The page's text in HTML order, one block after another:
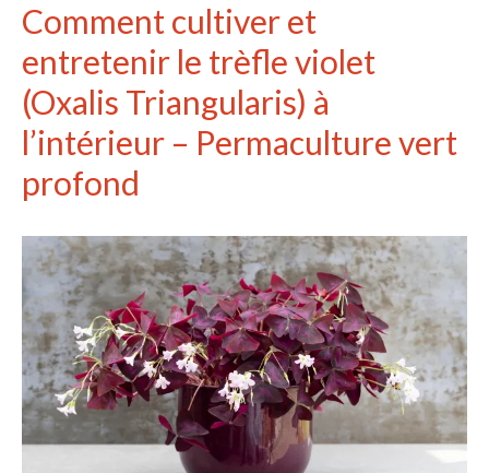
Comment cultiver et
entretenir le trèfle violet
(Oxalis Triangularis) à
l’intérieur – Permaculture vert
profond